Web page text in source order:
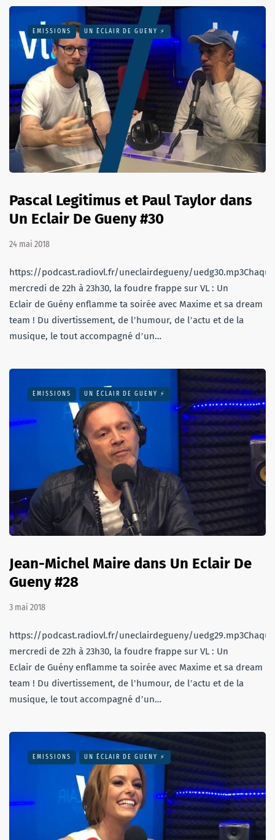
EMISSIONS UN ÉCLAIR DE GUENY ⚡️
Pascal Legitimus et Paul Taylor dans
Un Eclair De Gueny #30
24 mai 2018
https://podcast.radiovl.fr/uneclairdegueny/uedg30.mp3Chaque
mercredi de 22h à 23h30, la foudre frappe sur VL : Un
Eclair de Guény enflamme ta soirée avec Maxime et sa dream
team ! Du divertissement, de lʼhumour, de lʼactu et de la
musique, le tout accompagné dʼun…
EMISSIONS UN ÉCLAIR DE GUENY ⚡️
Jean-Michel Maire dans Un Eclair De
Gueny #28
3 mai 2018
https://podcast.radiovl.fr/uneclairdegueny/uedg29.mp3Chaque
mercredi de 22h à 23h30, la foudre frappe sur VL : Un
Eclair de Guény enflamme ta soirée avec Maxime et sa dream
team ! Du divertissement, de lʼhumour, de lʼactu et de la
musique, le tout accompagné dʼun…
EMISSIONS UN ÉCLAIR DE GUENY ⚡️